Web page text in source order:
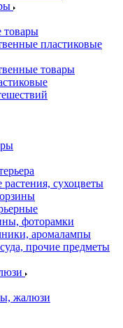
товары
пластиковые
товары
сухоцветы
фоторамки
аромалампы
прочие предметы
жалюзи